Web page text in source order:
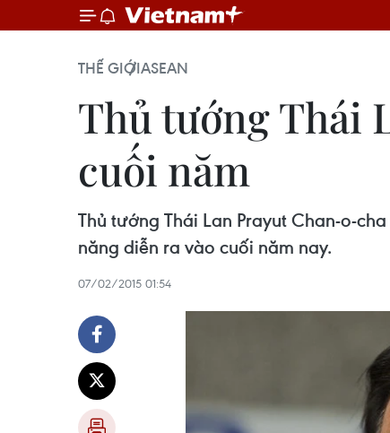
THẾ GIỚIASEAN
Thủ tướng Thái
cuối năm
Thủ tướng Thái Lan Prayut Chan-o-
năng diễn ra vào cuối năm nay.
07/02/2015 01:54